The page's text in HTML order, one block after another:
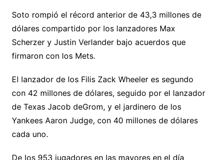
Soto rompió el récord anterior de 43,3 millones de
dólares compartido por los lanzadores Max
Scherzer y Justin Verlander bajo acuerdos que
firmaron con los Mets.
El lanzador de los Filis Zack Wheeler es segundo
con 42 millones de dólares, seguido por el lanzador
de Texas Jacob deGrom, y el jardinero de los
Yankees Aaron Judge, con 40 millones de dólares
cada uno.
De los 953 jugadores en las mayores en el día